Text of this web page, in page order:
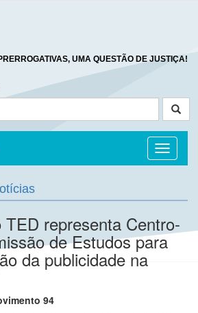
UMA QUESTÃO DE JUSTIÇA!
Toggle
TED representa Centro-
de Estudos para
da publicidade na
94